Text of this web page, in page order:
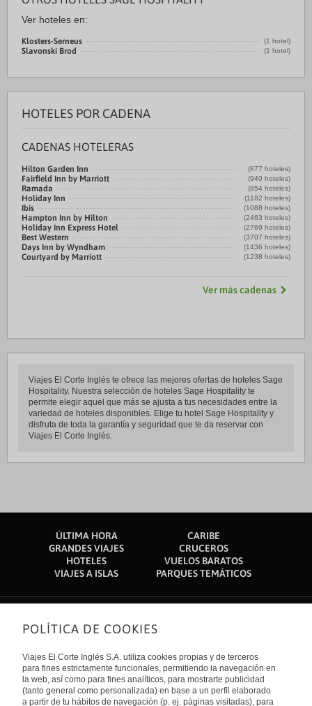
Ver hoteles en:
Klosters-Serneus (1 hotel)
Slavonski Brod (1 hotel)
HOTELES POR CADENA
CADENAS HOTELERAS
Hilton Garden Inn (877 hoteles)
Fairfield Inn by Marriott (940 hoteles)
Ramada (854 hoteles)
Holiday Inn (1182 hoteles)
Ibis (1088 hoteles)
Hampton Inn by Hilton (2463 hoteles)
Holiday Inn Express Hotel (2769 hoteles)
Best Western (3707 hoteles)
Days Inn by Wyndham (1436 hoteles)
Courtyard by Marriott (1238 hoteles)
Ver más cadenas
Viajes El Corte Inglés te ofrece las mejores ofertas de hoteles Sage
Hospitality. Nuestra selección de hoteles Sage Hospitality te
permite elegir aquel que más se ajusta a tus necesidades entre la
variedad de hoteles disponibles. Elige tu hotel Sage Hospitality y
disfruta de toda la garantía y seguridad que te da reservar con
Viajes El Corte Inglés.
ÚLTIMA HORA
CARIBE
GRANDES VIAJES
CRUCEROS
HOTELES
VUELOS BARATOS
VIAJES A ISLAS
PARQUES TEMÁTICOS
Sobre nosotros
Quiénes somos
Financiación
Sostenibilidad
Turismo accesible
Tarjeta El Corte Inglés
Enlaces de interés
Guías de viaje
POLÍTICA DE COOKIES
Viajes El Corte Inglés S.A. utiliza cookies propias y de terceros
para fines estrictamente funcionales, permitiendo la navegación en
la web, así como para fines analíticos, para mostrarte publicidad
(tanto general como personalizada) en base a un perfil elaborado
a partir de tu hábitos de navegación (p. ej. páginas visitadas), para